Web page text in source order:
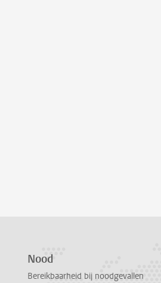
Nood
Bereikbaarheid bij noodgevallen